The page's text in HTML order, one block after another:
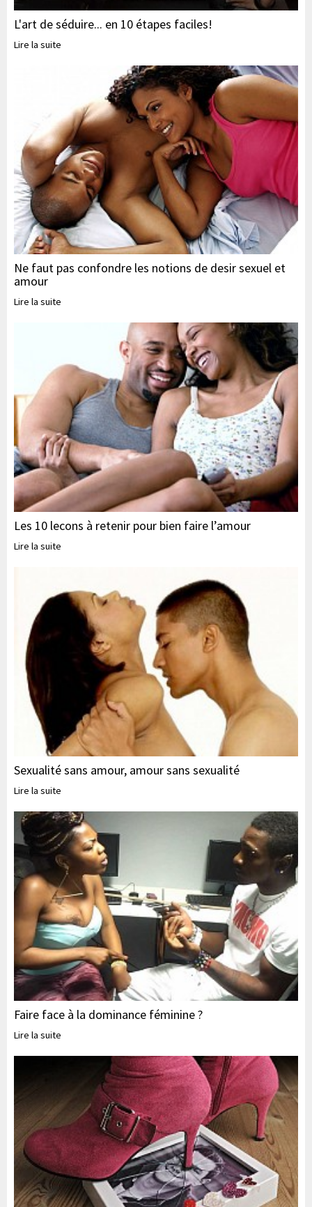
L'art de séduire... en 10 étapes faciles!
Lire la suite
Ne faut pas confondre les notions de desir sexuel et
amour
Lire la suite
Les 10 lecons à retenir pour bien faire l’amour
Lire la suite
Sexualité sans amour, amour sans sexualité
Lire la suite
Faire face à la dominance féminine ?
Lire la suite